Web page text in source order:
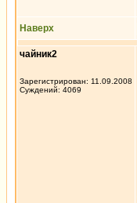
Наверх
чайник2
Зарегистрирован: 11.09.2008
Суждений: 4069